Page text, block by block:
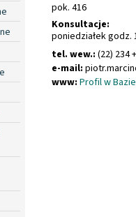
pok. 416
Konsultacje:
poniedziałek godz.
tel. wew.: (22) 234
e-mail: piotr.
www: Profil w